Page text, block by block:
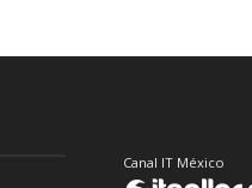
Canal IT México